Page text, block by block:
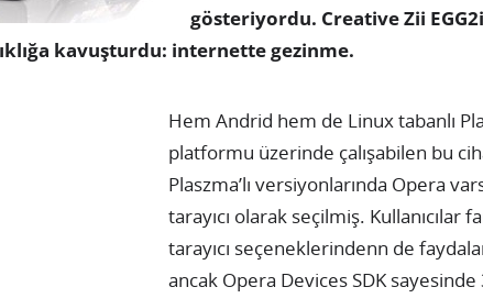
gösteriyordu. Creative Zii
kavuşturdu: internette gezinme.
Hem Andrid hem de Linux tabanlı
platformu üzerinde çalışabilen bu
Plaszma’lı versiyonlarında Opera
tarayıcı olarak seçilmiş. Kullanıcılar
tarayıcı seçeneklerindenn de
ancak Opera Devices SDK sayesinde